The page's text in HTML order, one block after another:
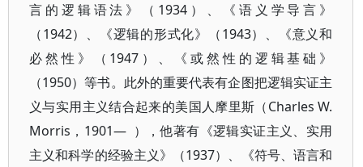
言的逻辑语法》（1934）、《语义学导言》
（1942）、《逻辑的形式化》（1943）、《意义和
必然性》（1947）、《或然性的逻辑基础》
（1950）等书。此外的重要代表有企图把逻辑实证主
义与实用主义结合起来的美国人摩里斯（Charles W.
Morris，1901— ），他著有《逻辑实证主义、实用
主义和科学的经验主义》（1937）、《符号、语言和